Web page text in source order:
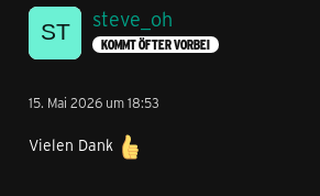
steve_oh
KOMMT ÖFTER VORBEI
15. Mai 2026 um 18:53
Vielen Dank